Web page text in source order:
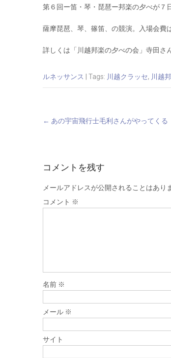
第６回ー笛・琴・琵琶ー邦楽の夕べが７
薩摩琵琶、琴、篠笛、の競演。入場会
詳しくは「川越邦楽の夕べの会」寺田さ
ルネッサンス | Tags: 川越クラッセ, 川越
navigation
← あの宇宙飛行士毛利さんがやってく
コメントを残す
メールアドレスが公開されることはあり
コメント ※
名前 ※
メール ※
サイト